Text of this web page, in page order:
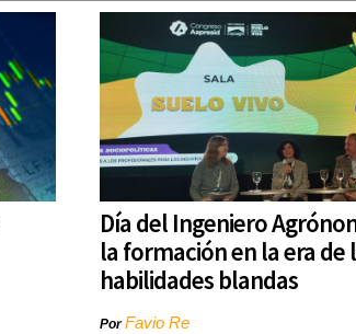
Día del Ingeniero
la formación en la era de
habilidades blandas
PorFavio Re